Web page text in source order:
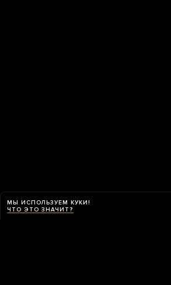
МЫ ИСПОЛЬЗУЕМ КУКИ!
ЧТО ЭТО ЗНАЧИТ?